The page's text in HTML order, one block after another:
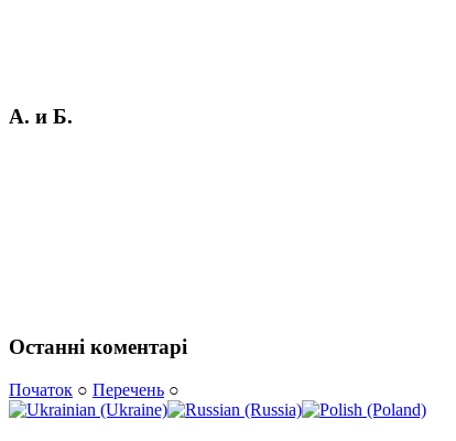
А. и Б.
Останні коментарі
Початок ○ Перечень ○